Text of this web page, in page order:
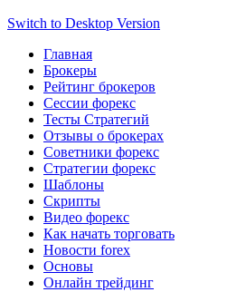
Switch to Desktop Version
Главная
Брокеры
Рейтинг брокеров
Сессии форекс
Тесты Стратегий
Отзывы о брокерах
Советники форекс
Стратегии форекс
Шаблоны
Скрипты
Видео форекс
Как начать торговать
Новости forex
Основы
Онлайн трейдинг